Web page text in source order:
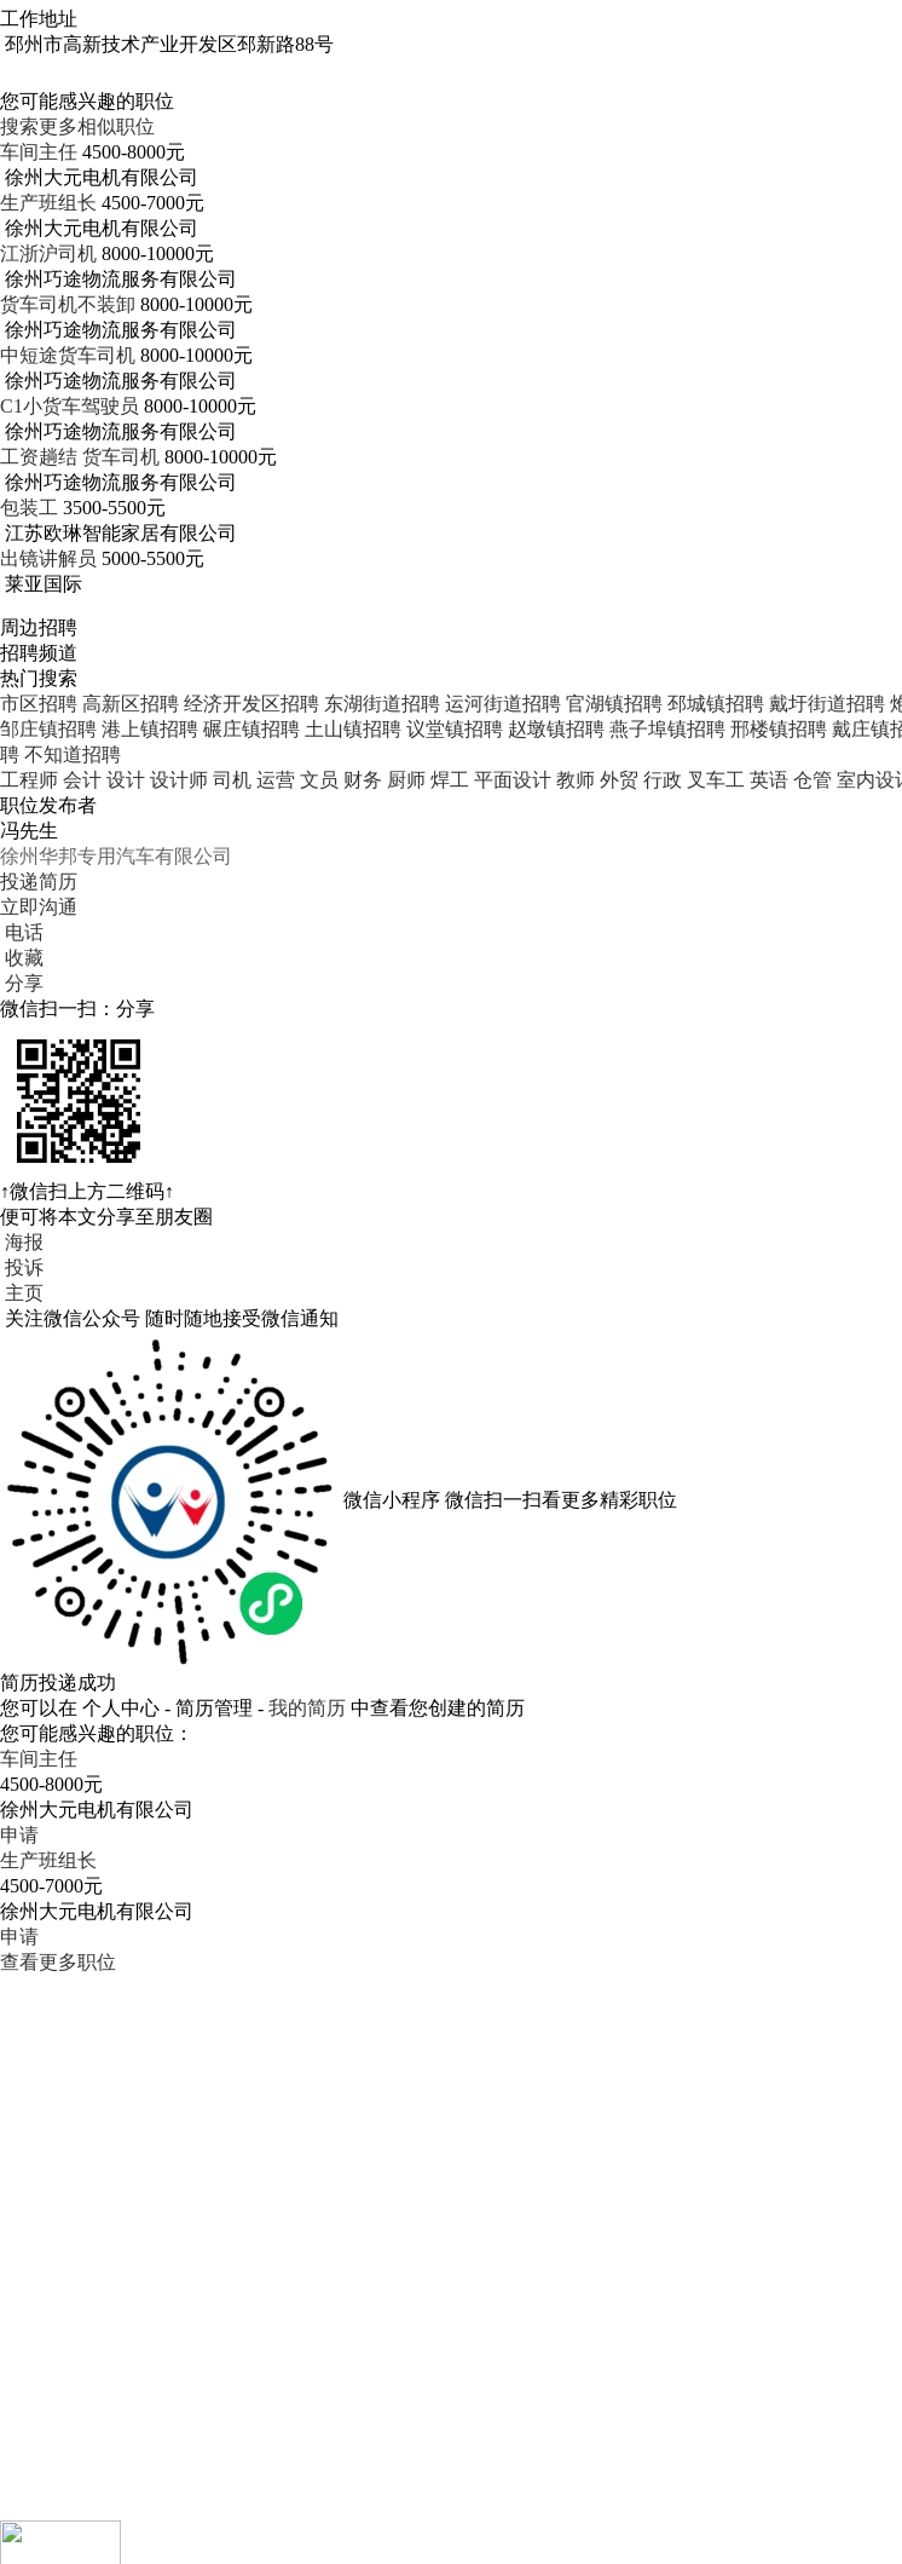
工作地址
邳州市高新技术产业开发区邳新路88号
您可能感兴趣的职位
搜索更多相似职位
车间主任 4500-8000元
徐州大元电机有限公司
生产班组长 4500-7000元
徐州大元电机有限公司
江浙沪司机 8000-10000元
徐州巧途物流服务有限公司
货车司机不装卸 8000-10000元
徐州巧途物流服务有限公司
中短途货车司机 8000-10000元
徐州巧途物流服务有限公司
C1小货车驾驶员 8000-10000元
徐州巧途物流服务有限公司
工资趟结 货车司机 8000-10000元
徐州巧途物流服务有限公司
包装工 3500-5500元
江苏欧琳智能家居有限公司
出镜讲解员 5000-5500元
莱亚国际
周边招聘
招聘频道
热门搜索
市区招聘 高新区招聘 经济开发区招聘 东湖街道招聘 运河街道招聘 官湖镇招聘 邳城镇招聘 戴圩街道招聘
邹庄镇招聘 港上镇招聘 碾庄镇招聘 土山镇招聘 议堂镇招聘 赵墩镇招聘 燕子埠镇招聘 邢楼镇招聘 戴庄镇
聘 不知道招聘
工程师 会计 设计 设计师 司机 运营 文员 财务 厨师 焊工 平面设计 教师 外贸 行政 叉车工 英语 仓管 室内设
职位发布者
冯先生
徐州华邦专用汽车有限公司
投递简历
立即沟通
电话
收藏
分享
微信扫一扫：分享
↑微信扫上方二维码↑
便可将本文分享至朋友圈
海报
投诉
主页
关注微信公众号 随时随地接受微信通知
微信小程序 微信扫一扫看更多精彩职位
简历投递成功
您可以在 个人中心 - 简历管理 - 我的简历 中查看您创建的简历
您可能感兴趣的职位：
车间主任
4500-8000元
徐州大元电机有限公司
申请
生产班组长
4500-7000元
徐州大元电机有限公司
申请
查看更多职位